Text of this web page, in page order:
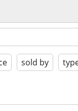
sold by